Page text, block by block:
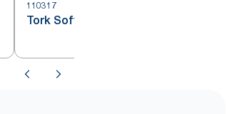
110317
Tork Soft Toiletpapir 3-lags T4